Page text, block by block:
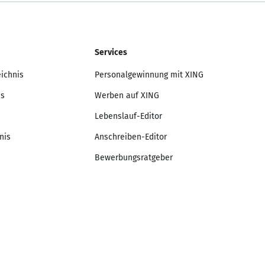
Services
Personalgewinnung mit XING
Werben auf XING
Lebenslauf-Editor
Anschreiben-Editor
Bewerbungsratgeber